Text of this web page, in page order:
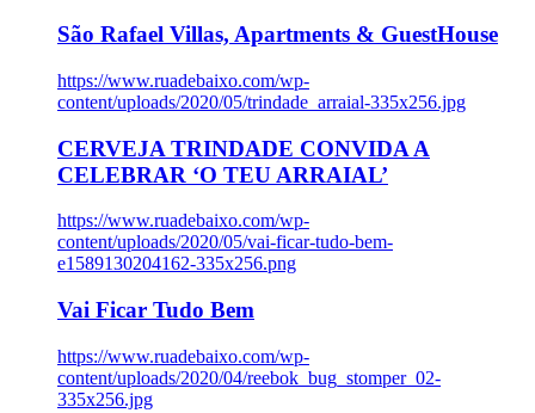
São Rafael Villas, Apartments & GuestHouse
https://www.ruadebaixo.com/wp-
content/uploads/2020/05/trindade_arraial-335x256.jpg
CERVEJA TRINDADE CONVIDA A
CELEBRAR ‘O TEU ARRAIAL’
https://www.ruadebaixo.com/wp-
content/uploads/2020/05/vai-ficar-tudo-bem-
e1589130204162-335x256.png
Vai Ficar Tudo Bem
https://www.ruadebaixo.com/wp-
content/uploads/2020/04/reebok_bug_stomper_02-
335x256.jpg